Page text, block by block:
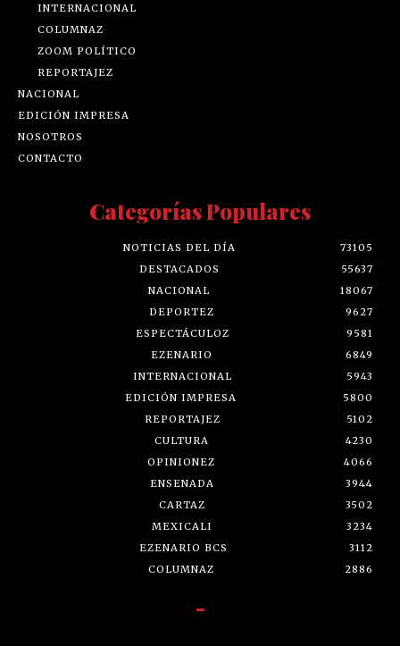
INTERNACIONAL
COLUMNAZ
ZOOM POLÍTICO
REPORTAJEZ
NACIONAL
EDICIÓN IMPRESA
NOSOTROS
CONTACTO
Categorías Populares
NOTICIAS DEL DÍA
73105
DESTACADOS
55637
NACIONAL
18067
DEPORTEZ
9627
ESPECTÁCULOZ
9581
EZENARIO
6849
INTERNACIONAL
5943
EDICIÓN IMPRESA
5800
REPORTAJEZ
5102
CULTURA
4230
OPINIONEZ
4066
ENSENADA
3944
CARTAZ
3502
MEXICALI
3234
EZENARIO BCS
3112
COLUMNAZ
2886
-